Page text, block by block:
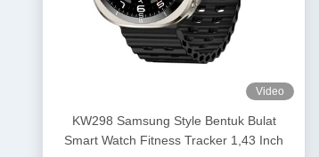
Video
KW298 Samsung Style Bentuk Bulat
Smart Watch Fitness Tracker 1,43 Inch